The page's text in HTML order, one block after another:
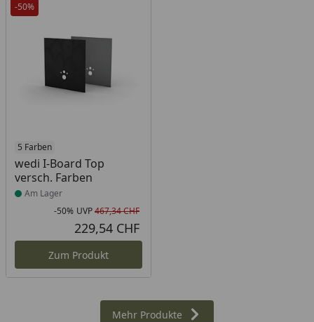
-50%
5 Farben
wedi I-Board Top
versch. Farben
Produkt am Lager
Am Lager
Rabatt in Prozent
-50%
Ursprünglicher Preis
UVP467,34 CHF
229,54 CHF
Zum Produkt
Mehr Produkte